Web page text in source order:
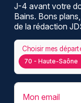
J-4 avant votre
Bains. Bons
de la rédaction
70 - Haute-Saône
Choisir mes
Mon email